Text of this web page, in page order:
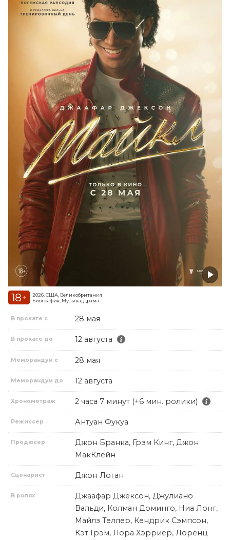
18 +
2026, США, Великобритания
Биография, Музыка, Драма
В прокате с 28 мая
В прокате до 12 августа
Меморандум с 28 мая
Меморандум до 12 августа
Хронометраж 2 часа 7 минут (+6 мин. ролики)
Режиссер Антуан Фукуа
Продюсер
Джон Бранка, Грэм Кинг, Джон
МакКлейн
Сценарист Джон Логан
В ролях
Джаафар Джексон, Джулиано
Вальди, Колман Доминго, Ниа Лонг,
Майлз Теллер, Кендрик Сэмпсон,
Кэт Грэм, Лора Хэрриер, Лоренц